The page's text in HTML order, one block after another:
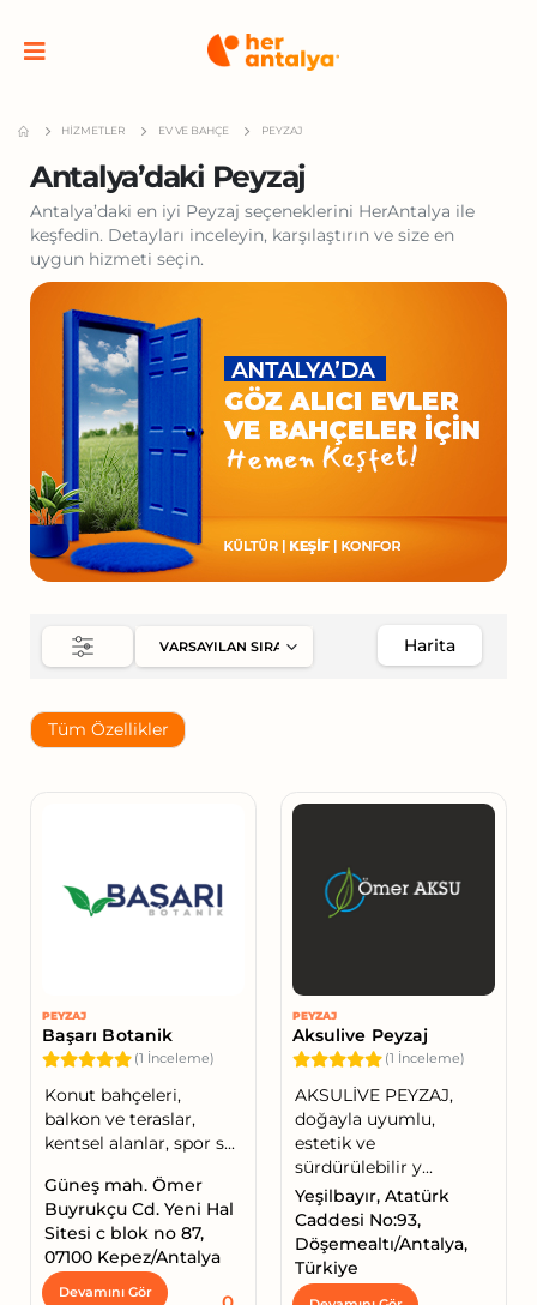
HIZMETLER EV VE BAHÇE PEYZAJ
Antalya’daki Peyzaj
Antalya’daki en iyi Peyzaj seçeneklerini HerAntalya ile
keşfedin. Detayları inceleyin, karşılaştırın ve size en
uygun hizmeti seçin.
Harita
Tüm Özellikler
PEYZAJ
Başarı Botanik
(1 İnceleme)
Konut bahçeleri,
balkon ve teraslar,
kentsel alanlar, spor s...
Güneş mah. Ömer
Buyrukçu Cd. Yeni Hal
Sitesi c blok no 87,
07100 Kepez/Antalya
Devamını Gör
PEYZAJ
Aksulive Peyzaj
(1 İnceleme)
AKSULİVE PEYZAJ,
doğayla uyumlu,
estetik ve
sürdürülebilir y...
Yeşilbayır, Atatürk
Caddesi No:93,
Döşemealtı/Antalya,
Türkiye